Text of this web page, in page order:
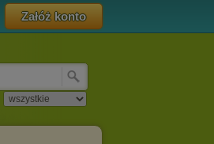
Załóż konto